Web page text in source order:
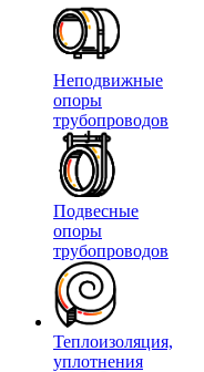
Неподвижные
опоры
трубопроводов
Подвесные
опоры
трубопроводов
Теплоизоляция,
уплотнения